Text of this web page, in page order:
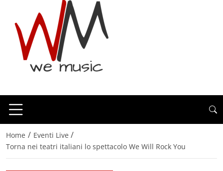
Home / Eventi Live /
Torna nei teatri italiani lo spettacolo We Will Rock You